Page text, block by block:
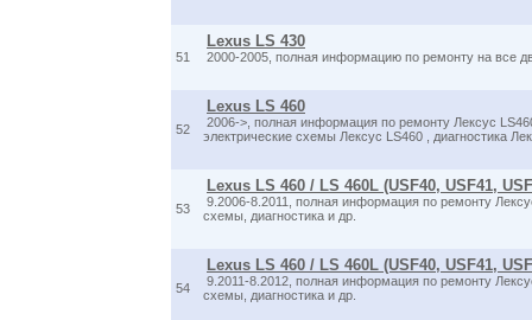
51
Lexus LS 430
2000-2005, полная информацию по ремонту на все
52
Lexus LS 460
2006->, полная информация по ремонту Лексус
электрические схемы Лексус LS460 , диагностика
53
Lexus LS 460 / LS 460L (USF40, USF41,
9.2006-8.2011, полная информация по ремонту
схемы, диагностика и др.
54
Lexus LS 460 / LS 460L (USF40, USF41,
9.2011-8.2012, полная информация по ремонту
схемы, диагностика и др.